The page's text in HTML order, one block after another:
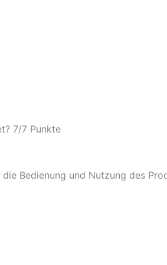
7/7 Punkte
Bedienung und Nutzung des